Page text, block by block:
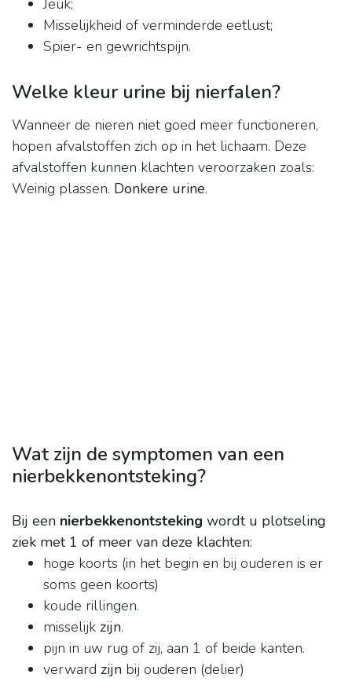
Jeuk;
Misselijkheid of verminderde eetlust;
Spier- en gewrichtspijn.
Welke kleur urine bij nierfalen?
Wanneer de nieren niet goed meer functioneren,
hopen afvalstoffen zich op in het lichaam. Deze
afvalstoffen kunnen klachten veroorzaken zoals:
Weinig plassen. Donkere urine.
Wat zijn de symptomen van een
nierbekkenontsteking?
Bij een nierbekkenontsteking wordt u plotseling
ziek met 1 of meer van deze klachten:
hoge koorts (in het begin en bij ouderen is er
soms geen koorts)
koude rillingen.
misselijk zijn.
pijn in uw rug of zij, aan 1 of beide kanten.
verward zijn bij ouderen (delier)